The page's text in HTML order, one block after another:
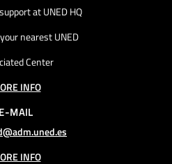
at UNED HQ
nearest UNED
Center
INFO
E-MAIL
INFO